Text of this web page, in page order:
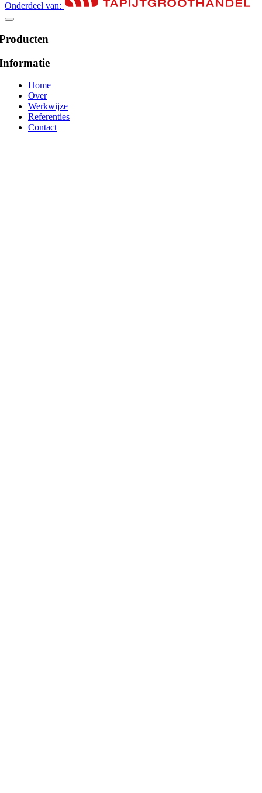
Onderdeel van:
Home
Over
Werkwijze
Referenties
Contact